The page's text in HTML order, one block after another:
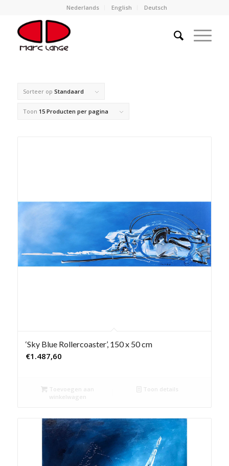
Nederlands English Deutsch
Sorteer op Standaard
Toon 15 Producten per pagina
‘Sky Blue Rollercoaster’, 150 x 50 cm
€1.487,60
Toevoegen aan
winkelwagen
Toon details